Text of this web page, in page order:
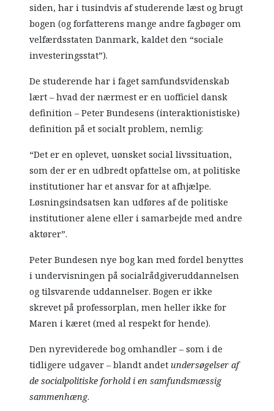
siden, har i tusindvis af studerende læst og brugt
bogen (og forfatterens mange andre fagbøger om
velfærdsstaten Danmark, kaldet den “sociale
investeringsstat”).
De studerende har i faget samfundsvidenskab
lært – hvad der nærmest er en uofficiel dansk
definition – Peter Bundesens (interaktionistiske)
definition på et socialt problem, nemlig:
“Det er en oplevet, uønsket social livssituation,
som der er en udbredt opfattelse om, at politiske
institutioner har et ansvar for at afhjælpe.
Løsningsindsatsen kan udføres af de politiske
institutioner alene eller i samarbejde med andre
aktører”.
Peter Bundesen nye bog kan med fordel benyttes
i undervisningen på socialrådgiveruddannelsen
og tilsvarende uddannelser. Bogen er ikke
skrevet på professorplan, men heller ikke for
Maren i kæret (med al respekt for hende).
Den nyreviderede bog omhandler – som i de
tidligere udgaver – blandt andet undersøgelser af
de socialpolitiske forhold i en samfundsmæssig
sammenhæng.